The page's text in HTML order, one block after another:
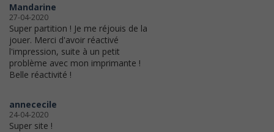
Mandarine
27-04-2020
Super partition ! Je me réjouis de la
jouer. Merci d'avoir réactivé
l'impression, suite à un petit
problème avec mon imprimante !
Belle réactivité !
annececile
24-04-2020
Super site !